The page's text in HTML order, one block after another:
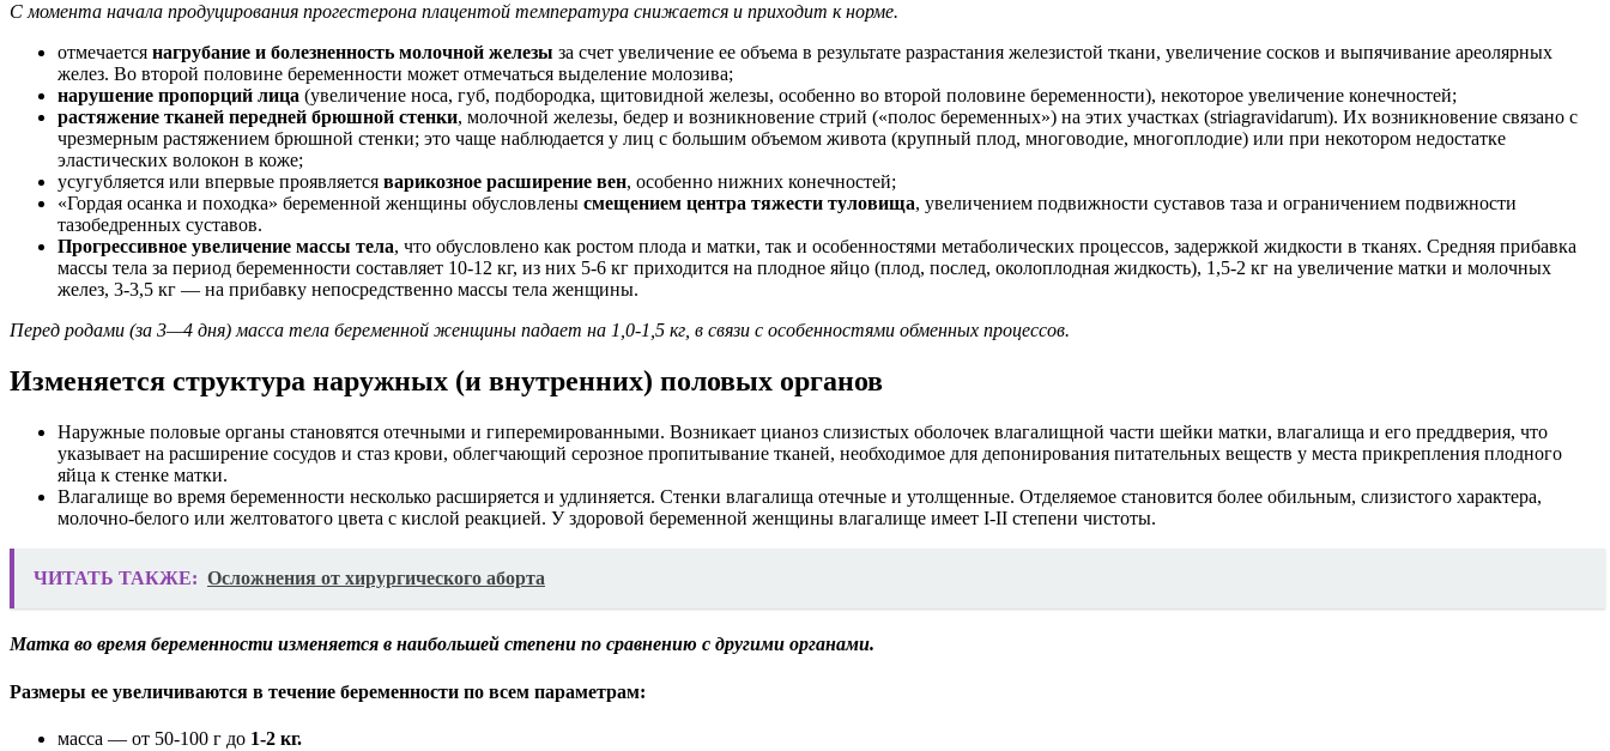
С момента начала продуцирования прогестерона плацентой температура снижается и приходит к норме.
отмечается нагрубание и болезненность молочной железы за счет увеличение ее объема в результате разрастания железистой ткани, увеличение сосков и выпячивание ареолярных
желез. Во второй половине беременности может отмечаться выделение молозива;
нарушение пропорций лица (увеличение носа, губ, подбородка, щитовидной железы, особенно во второй половине беременности), некоторое увеличение конечностей;
растяжение тканей передней брюшной стенки, молочной железы, бедер и возникновение стрий («полос беременных») на этих участках (striagravidarum). Их возникновение связано с
чрезмерным растяжением брюшной стенки; это чаще наблюдается у лиц с большим объемом живота (крупный плод, многоводие, многоплодие) или при некотором недостатке
эластических волокон в коже;
усугубляется или впервые проявляется варикозное расширение вен, особенно нижних конечностей;
«Гордая осанка и походка» беременной женщины обусловлены смещением центра тяжести туловища, увеличением подвижности суставов таза и ограничением подвижности
тазобедренных суставов.
Прогрессивное увеличение массы тела, что обусловлено как ростом плода и матки, так и особенностями метаболических процессов, задержкой жидкости в тканях. Средняя прибавка
массы тела за период беременности составляет 10-12 кг, из них 5-6 кг приходится на плодное яйцо (плод, послед, околоплодная жидкость), 1,5-2 кг на увеличение матки и молочных
желез, 3-3,5 кг — на прибавку непосредственно массы тела женщины.
Перед родами (за 3—4 дня) масса тела беременной женщины падает на 1,0-1,5 кг, в связи с особенностями обменных процессов.
Изменяется структура наружных (и внутренних) половых органов
Наружные половые органы становятся отечными и гиперемированными. Возникает цианоз слизистых оболочек влагалищной части шейки матки, влагалища и его преддверия, что
указывает на расширение сосудов и стаз крови, облегчающий серозное пропитывание тканей, необходимое для депонирования питательных веществ у места прикрепления плодного
яйца к стенке матки.
Влагалище во время беременности несколько расширяется и удлиняется. Стенки влагалища отечные и утолщенные. Отделяемое становится более обильным, слизистого характера,
молочно-белого или желтоватого цвета с кислой реакцией. У здоровой беременной женщины влагалище имеет I-II степени чистоты.
ЧИТАТЬ ТАКЖЕ: Осложнения от хирургического аборта
Матка во время беременности изменяется в наибольшей степени по сравнению с другими органами.
Размеры ее увеличиваются в течение беременности по всем параметрам:
масса — от 50-100 г до 1-2 кг.